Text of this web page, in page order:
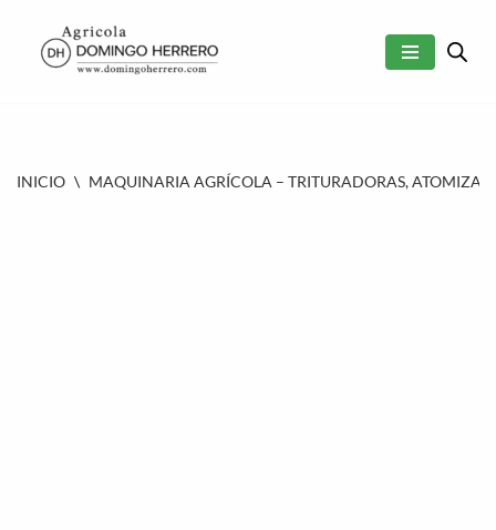
SALTAR
INICIO \ MAQUINARIA AGRÍCOLA – TRITURADORAS,